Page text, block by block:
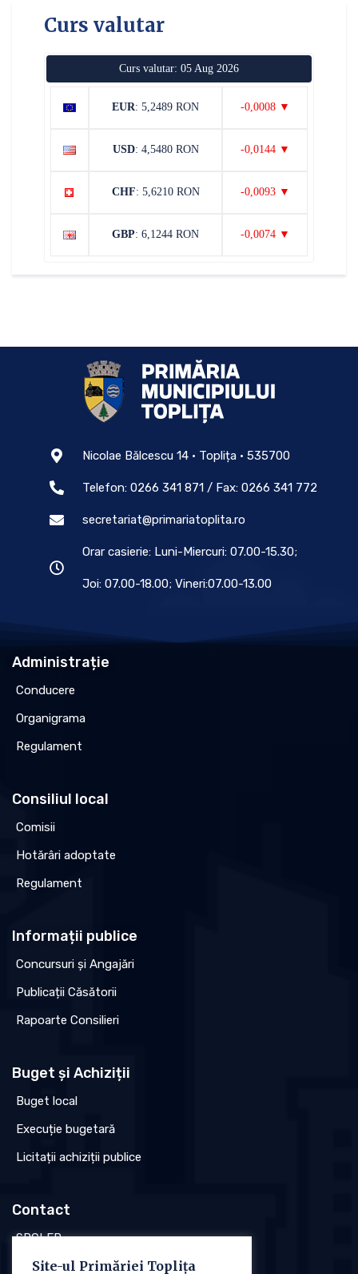
Curs valutar
Curs valutar: 05 Aug 2026
EUR: 5,2489 RON -0,0008 ▼
USD: 4,5480 RON -0,0144 ▼
CHF: 5,6210 RON -0,0093 ▼
GBP: 6,1244 RON -0,0074 ▼
Nicolae Bălcescu 14 • Toplița • 535700
Telefon: 0266 341 871 / Fax: 0266 341 772
secretariat@primariatoplita.ro
Orar casierie: Luni-Miercuri: 07.00-15.30;
Joi: 07.00-18.00; Vineri:07.00-13.00
Administrație
Conducere
Organigrama
Regulament
Consiliul local
Comisii
Hotărâri adoptate
Regulament
Informații publice
Concursuri și Angajări
Publicații Căsătorii
Rapoarte Consilieri
Buget și Achiziții
Buget local
Execuție bugetară
Licitații achiziții publice
Contact
SPCLEP
Stare civilă
Site-ul Primăriei Toplița